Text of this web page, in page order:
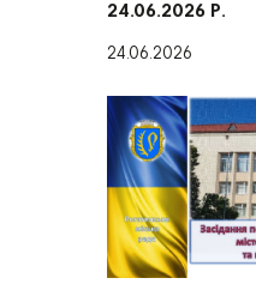
24.06.2026 Р.
24.06.2026